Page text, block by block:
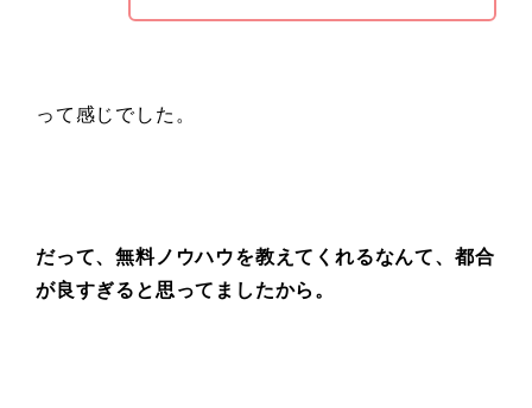
って感じでした。
だって、無料ノウハウを教えてくれるなんて、都合
が良すぎると思ってましたから。